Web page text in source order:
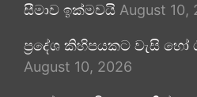
සීමාව ඉක්මවයි August 10,
ප්‍රදේශ කිහිපයකට වැසි
August 10, 2026